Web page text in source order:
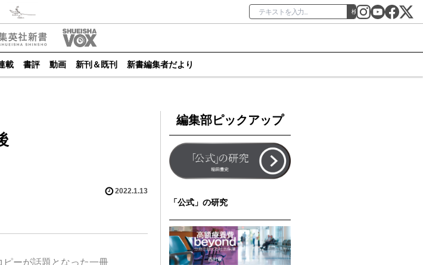
検索
載 書評 動画 新刊＆既刊 新書編集者だより
2022.1.13
ピーが話題となった一冊
編集部ピックアップ
「公式」の研究